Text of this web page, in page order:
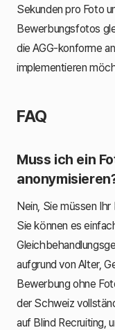
Sekunden pro Foto
Bewerbungsfotos
die AGG-konforme
implementieren
FAQ
Muss ich ein
Nein, Sie müssen
Sie können es
aufgrund von Alter,
Bewerbung ohne
der Schweiz
auf Blind Recruiting,